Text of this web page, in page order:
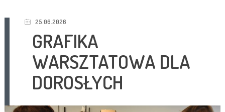
25.06.2026
GRAFIKA
WARSZTATOWA DLA
DOROSŁYCH